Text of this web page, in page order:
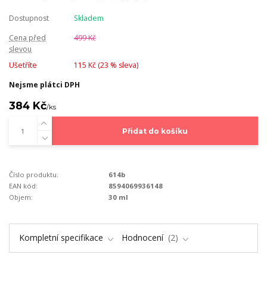
Dostupnost
Skladem
Cena před
slevou
499 Kč
Ušetříte 115 Kč (23 % sleva)
Nejsme plátci DPH
384 Kč/ks
Přidat do košíku
Číslo produktu:
614b
EAN kód:
8594069936148
Objem:
30 ml
Kompletní specifikace Hodnocení 2